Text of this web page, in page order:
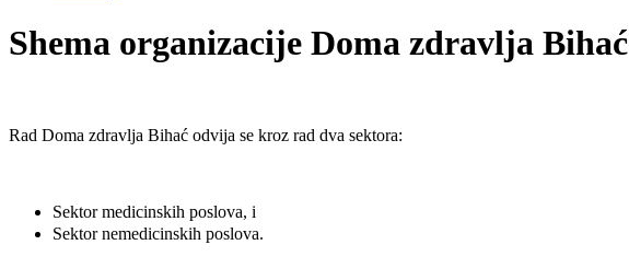
Shema organizacije Doma zdravlja Bihać
Rad Doma zdravlja Bihać odvija se kroz rad dva sektora:
Sektor medicinskih poslova, i
Sektor nemedicinskih poslova.